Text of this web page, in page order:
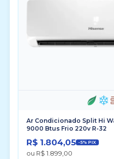
Ar Condicionado Split Hi
9000 Btus Frio 220v R-32
R$ 1.804,05 -5% PIX
ou R$ 1.899,00